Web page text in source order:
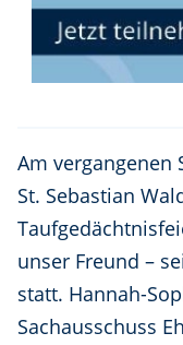
Am vergangenen
St. Sebastian
unser Freund –
statt. Hannah-
Sachausschuss